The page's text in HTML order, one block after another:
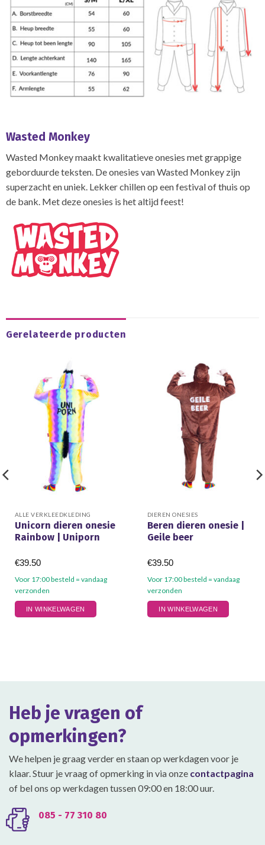
Wasted Monkey
Wasted Monkey maakt kwalitatieve onesies met grappige
geborduurde teksten. De onesies van Wasted Monkey zijn
superzacht en uniek. Lekker chillen op een festival of thuis op
de bank. Met deze onesies is het altijd feest!
Gerelateerde producten
ALLE VERKLEEDKLEDING
Unicorn dieren onesie
Rainbow | Uniporn
Voor 17:00 besteld = vandaag
verzonden
€39.50
IN WINKELWAGEN
Dit
product
worden
de
DIEREN ONESIES
Beren dieren onesie |
Geile beer
Voor 17:00 besteld = vandaag
verzonden
€39.50
IN WINKELWAGEN
Dit
product
Heb je vragen of
opmerkingen?
We helpen je graag verder en staan op werkdagen voor je
klaar. Stuur je vraag of opmerking in via onze contactpagina
of bel ons op werkdagen tussen 09:00 en 18:00 uur.
085 - 77 310 80